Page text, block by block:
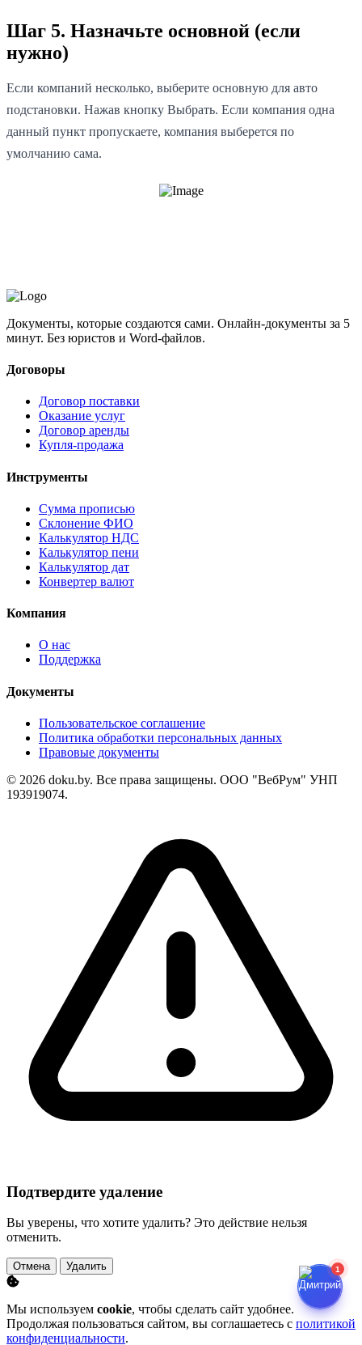
Шаг 5. Назначьте основной (если
нужно)
Если компаний несколько, выберите основную для авто
подстановки. Нажав кнопку Выбрать. Если компания одна
данный пункт пропускаете, компания выберется по
умолчанию сама.
Документы, которые создаются сами. Онлайн-документы за 5
минут. Без юристов и Word-файлов.
Договоры
Договор поставки
Оказание услуг
Договор аренды
Купля-продажа
Инструменты
Сумма прописью
Склонение ФИО
Калькулятор НДС
Калькулятор пени
Калькулятор дат
Конвертер валют
Компания
О нас
Поддержка
Документы
Пользовательское соглашение
Политика обработки персональных данных
Правовые документы
© 2026 doku.by. Все права защищены. ООО "ВебРум" УНП
193919074.
Подтвердите удаление
Вы уверены, что хотите удалить? Это действие нельзя
отменить.
Отмена Удалить 1
Мы используем cookie, чтобы сделать сайт удобнее.
Продолжая пользоваться сайтом, вы соглашаетесь с политикой
конфиденциальности.